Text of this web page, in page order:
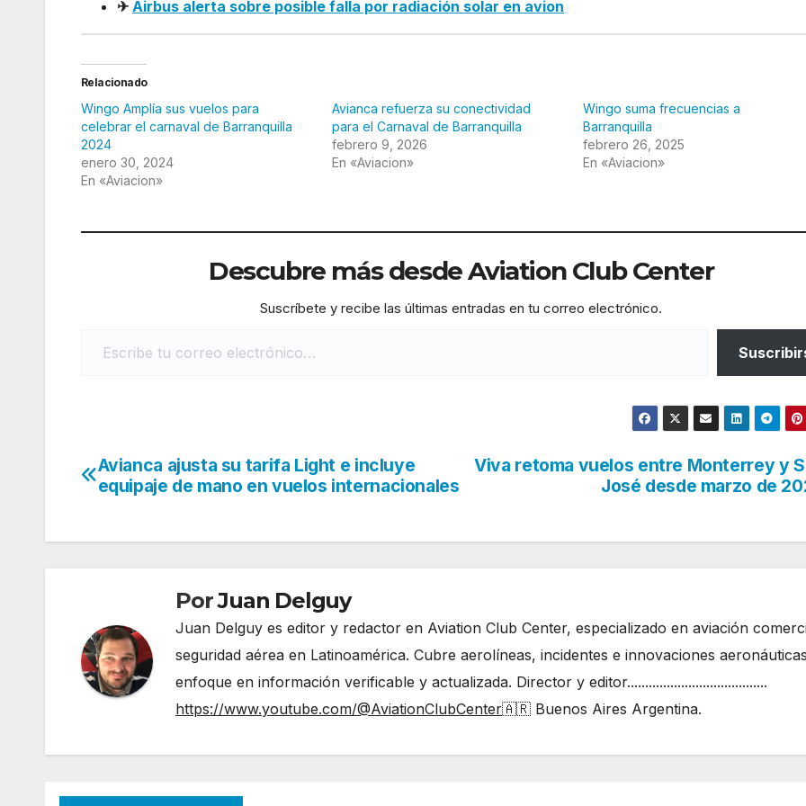
✈ Airbus alerta sobre posible falla por radiación solar en avion
Relacionado
Wingo Amplía sus vuelos para
celebrar el carnaval de Barranquilla
2024
enero 30, 2024
En «Aviacion»
Avianca refuerza su conectividad
para el Carnaval de Barranquilla
febrero 9, 2026
En «Aviacion»
Wingo suma frecuencias a
Barranquilla
febrero 26, 2025
En «Aviacion»
Descubre más desde Aviation Club Center
Suscríbete y recibe las últimas entradas en tu correo electrónico.
Navegación
entradas
Viva retoma vuelos entre Monterrey y
José desde marzo de
Avianca ajusta su tarifa Light e incluye
equipaje de mano en vuelos internacionales
PorJuan Delguy
Juan Delguy es editor y redactor en Aviation Club Center, especializado en aviación
seguridad aérea en Latinoamérica. Cubre aerolíneas, incidentes e innovaciones
enfoque en información verificable y actualizada. Director y editor.......................................
https://www.youtube.com/@AviationClubCenter🇦🇷 Buenos Aires Argentina.